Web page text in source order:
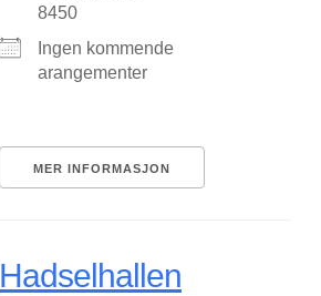
8450
Ingen kommende
arangementer
MER INFORMASJON
Hadselhallen